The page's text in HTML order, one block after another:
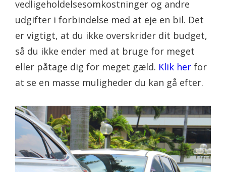
vedligeholdelsesomkostninger og andre
udgifter i forbindelse med at eje en bil. Det
er vigtigt, at du ikke overskrider dit budget,
så du ikke ender med at bruge for meget
eller påtage dig for meget gæld. Klik her for
at se en masse muligheder du kan gå efter.